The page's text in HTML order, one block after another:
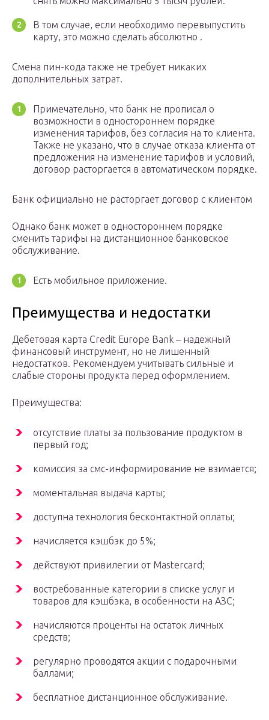
В том случае, если необходимо перевыпустить
карту, это можно сделать абсолютно .
Смена пин-кода также не требует никаких
дополнительных затрат.
Примечательно, что банк не прописал о
возможности в одностороннем порядке
изменения тарифов, без согласия на то клиента.
Также не указано, что в случае отказа клиента от
предложения на изменение тарифов и условий,
договор расторгается в автоматическом порядке.
Банк официально не расторгает договор с клиентом
Однако банк может в одностороннем порядке
сменить тарифы на дистанционное банковское
обслуживание.
Есть мобильное приложение.
Преимущества и недостатки
Дебетовая карта Credit Europe Bank – надежный
финансовый инструмент, но не лишенный
недостатков. Рекомендуем учитывать сильные и
слабые стороны продукта перед оформлением.
Преимущества:
отсутствие платы за пользование продуктом в
первый год;
комиссия за смс-информирование не взимается;
моментальная выдача карты;
доступна технология бесконтактной оплаты;
начисляется кэшбэк до 5%;
действуют привилегии от Mastercard;
востребованные категории в списке услуг и
товаров для кэшбэка, в особенности на АЗС;
начисляются проценты на остаток личных
средств;
регулярно проводятся акции с подарочными
баллами;
бесплатное дистанционное обслуживание.